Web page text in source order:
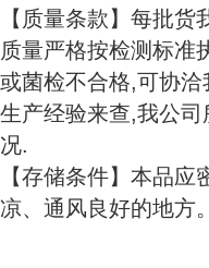
【质量条款】每批
质量严格按检测标准
或菌检不合格,可协
生产经验来查,我公
况.
【存储条件】本品
凉、通风良好的地方。